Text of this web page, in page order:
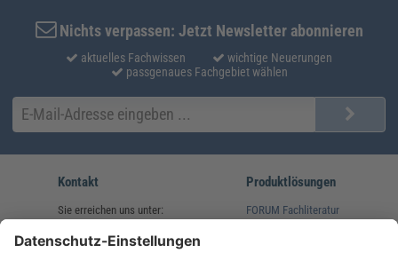
Nichts verpassen: Jetzt Newsletter abonnieren
aktuelles Fachwissen
wichtige Neuerungen
passgenaues Fachgebiet wählen
Kontakt
Sie erreichen uns unter:
(08233) 38 11 23
Produktlösungen
FORUM Fachliteratur